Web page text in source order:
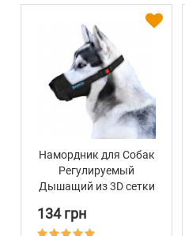
Намордник для Собак
Регулируемый
Дышащий из 3D сетки
134 грн